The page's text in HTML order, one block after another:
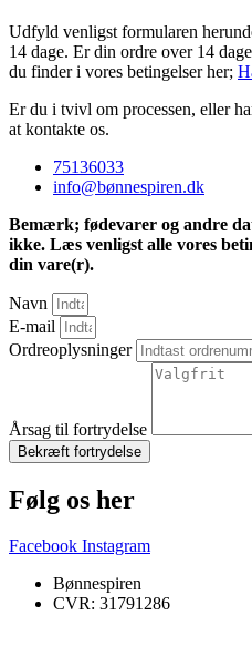
Udfyld venligst formularen
14 dage. Er din ordre over 14
du finder i vores betingelser her;
Er du i tvivl om processen, eller
at kontakte os.
75136033
info@bønnespiren.dk
Bemærk; fødevarer og andre
ikke. Læs venligst alle vores
din vare(r).
Navn
E-mail
Ordreoplysninger
Årsag til fortrydelse
Bekræft fortrydelse
Følg os her
Facebook Instagram
Bønnespiren
CVR: 31791286